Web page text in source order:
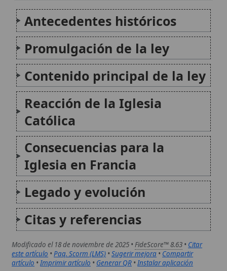
Legado y evolución
Citas y referencias
Modificado el 18 de noviembre de 2025 •FideScore™ 8.63•Citar
este artículo•Paq. Scorm (LMS)• Sugerir mejora•Compartir
artículo•Imprimir artículo•Generar QR•Instalar aplicación
La revolución francesa y la Iglesia
La Revolución Francesa (1789-1799) representó un
período de profundas transformaciones políticas,
sociales y religiosas en Francia, con un impacto
duradero en la Iglesia Católica. Inicialmente
impulsada por demandas de reformas que contaron
con el apoyo de parte del bajo clero...
Persecución cristiana en la revolución Francesa
La Revolución Francesa (1789-1799) marcó una de las
etapas más dramáticas de la historia de la Iglesia
católica en Europa, caracterizada por la confiscación
masiva de bienes eclesiásticos, la supresión de los
órdenes religiosos, la exigencia del juramento a la...
Autor:Comité editorial